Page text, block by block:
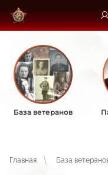
База ветеранов
Главная База